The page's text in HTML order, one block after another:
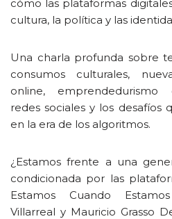
cómo las plataformas
cultura, la política y las
Una charla profunda sobre
consumos culturales,
online, emprendedurismo
redes sociales y los desafíos
en la era de los algoritmos.
¿Estamos frente a una
condicionada por las
Estamos Cuando
Villarreal y Mauricio Grasso